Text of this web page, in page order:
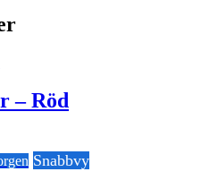
– Röd
Snabbvy